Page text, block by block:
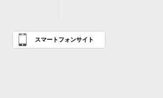
スマートフォンサイト